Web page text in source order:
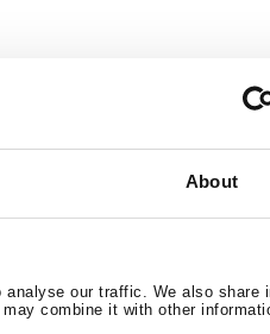
About
our traffic. We also share
combine it with other
مقاومة عالية